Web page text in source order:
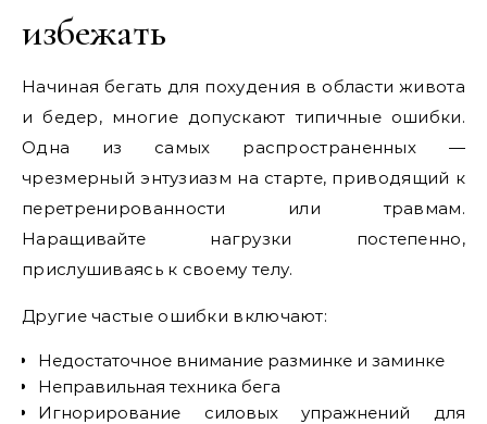
избежать
Начиная бегать для похудения в области живота
и бедер, многие допускают типичные ошибки.
Одна из самых распространенных —
чрезмерный энтузиазм на старте, приводящий к
перетренированности или травмам.
Наращивайте нагрузки постепенно,
прислушиваясь к своему телу.
Другие частые ошибки включают:
Недостаточное внимание разминке и заминке
Неправильная техника бега
Игнорирование силовых упражнений для